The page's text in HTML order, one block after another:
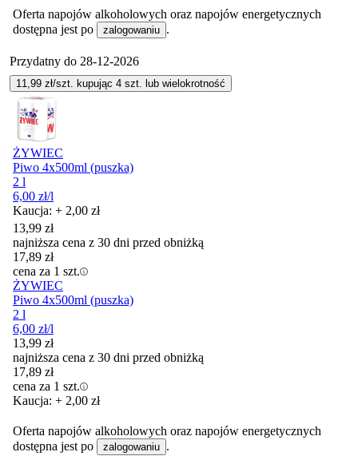
Oferta napojów alkoholowych oraz napojów energetycznych
dostępna jest po
zalogowaniu .
Przydatny do 28-12-2026
11,99 zł/szt. kupując 4 szt. lub wielokrotność
ŻYWIEC
Piwo 4x500ml (puszka)
2 l
6,00 zł/l
Kaucja: + 2,00 zł
13,99 zł
najniższa cena z 30 dni przed obniżką
17,89 zł
cena za 1 szt.
ŻYWIEC
Piwo 4x500ml (puszka)
2 l
6,00 zł/l
13,99 zł
najniższa cena z 30 dni przed obniżką
17,89 zł
cena za 1 szt.
Kaucja: + 2,00 zł
Oferta napojów alkoholowych oraz napojów energetycznych
dostępna jest po
zalogowaniu .